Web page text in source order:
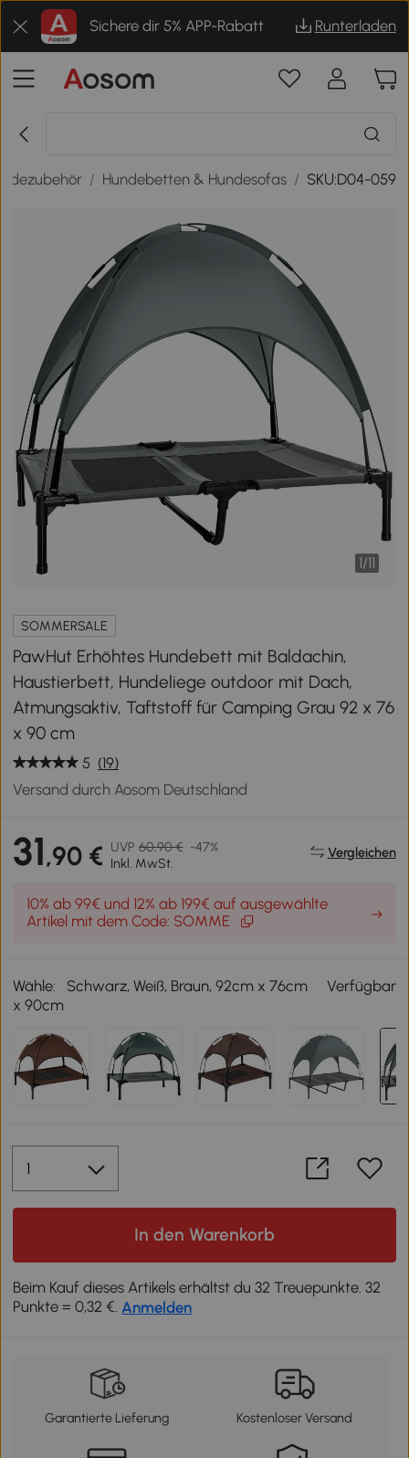
Sichere dir 5% APP-Rabatt Runterladen
/ Hundebetten & Hundesofas / SKU:D04-059
1/11
SOMMERSALE
PawHut Erhöhtes Hundebett mit Baldachin,
Haustierbett, Hundeliege outdoor mit Dach,
Atmungsaktiv, Taftstoff für Camping Grau 92 x 76
x 90 cm
5 (19)
Versand durch Aosom Deutschland
31,90 € UVP 60,90 € -47%
Inkl. MwSt.
Vergleichen
10% ab 99€ und 12% ab 199€ auf ausgewählte
Artikel mit dem Code: SOMME
Wähle:
Schwarz, Weiß, Braun, 92cm x 76cm
x 90cm
Verfügbar
In den Warenkorb
Beim Kauf dieses Artikels erhältst du 32 Treuepunkte. 32
Punkte = 0,32 €. Anmelden
Garantierte Lieferung Kostenloser Versand